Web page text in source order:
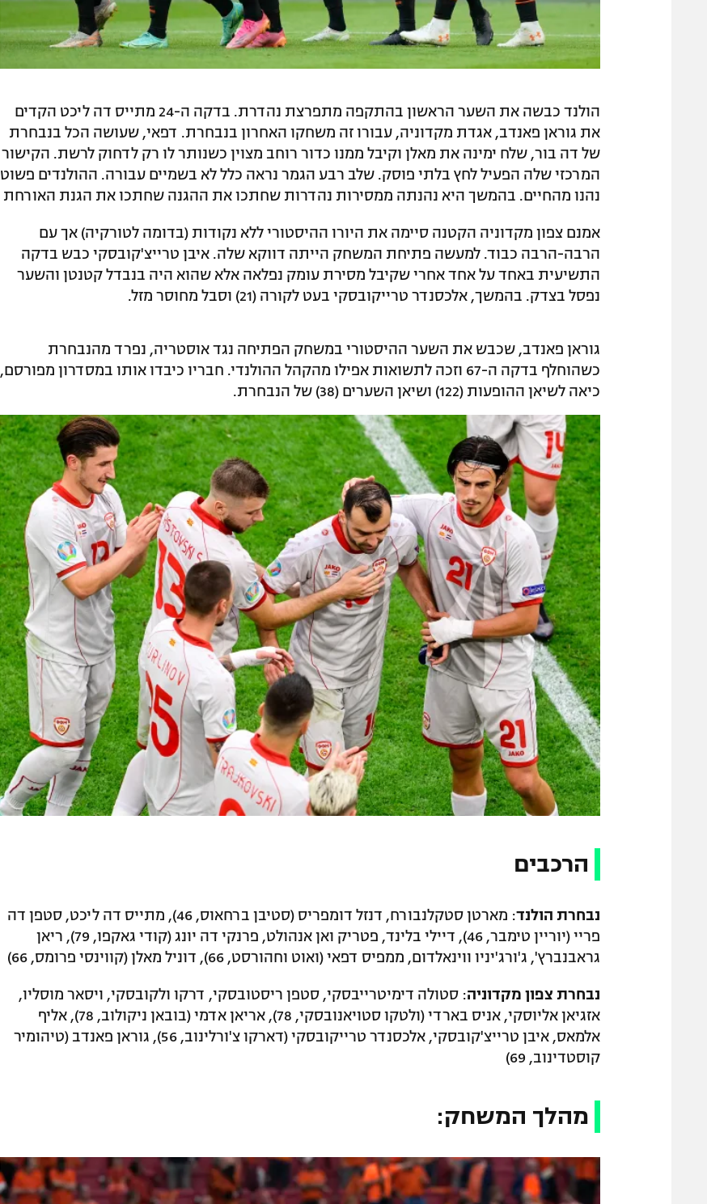
הולנד כבשה את השער הראשון בהתקפה מתפרצת נהדרת. בדקה ה-24 מתייס דה ליכט הקדים
את גוראן פאנדב, אגדת מקדוניה, עבורו זה משחקו האחרון בנבחרת. דפאי, שעושה הכל בנבחרת
של דה בור, שלח ימינה את מאלן וקיבל ממנו כדור רוחב מצוין כשנותר לו רק לדחוק לרשת. הקישור
המרכזי שלה הפעיל לחץ בלתי פוסק. שלב רבע הגמר נראה כלל לא בשמיים עבורה. ההולנדים פשוט
נהנו מהחיים. בהמשך היא נהנתה ממסירות נהדרות שחתכו את ההגנה שחתכו את הגנת האורחת
אמנם צפון מקדוניה הקטנה סיימה את היורו ההיסטורי ללא נקודות (בדומה לטורקיה) אך עם
הרבה-הרבה כבוד. למעשה פתיחת המשחק הייתה דווקא שלה. איבן טרייצ'קובסקי כבש בדקה
התשיעית באחד על אחד אחרי שקיבל מסירת עומק נפלאה אלא שהוא היה בנבדל קטנטן והשער
נפסל בצדק. בהמשך, אלכסנדר טרייקובסקי בעט לקורה (21) וסבל מחוסר מזל.
גוראן פאנדב, שכבש את השער ההיסטורי במשחק הפתיחה נגד אוסטריה, נפרד מהנבחרת
כשהוחלף בדקה ה-67 וזכה לתשואות אפילו מהקהל ההולנדי. חבריו כיבדו אותו במסדרון מפורסם,
כיאה לשיאן ההופעות (122) ושיאן השערים (38) של הנבחרת.
הרכבים
נבחרת הולנד
: מארטן סטקלנבורח, דנזל דומפריס (סטיבן ברחאוס, 46), מתייס דה ליכט, סטפן דה
פריי (יוריין טימבר, 46), דיילי בלינד, פטריק ואן אנהולט, פרנקי דה יונג (קודי גאקפו, 79), ריאן
גראבנברץ', ג'ורג'יניו ווינאלדום, ממפיס דפאי (ואוט וחהורסט, 66), דוניל מאלן (קווינסי פרומס, 66)
נבחרת צפון מקדוניה: סטולה דימיטרייבסקי, סטפן ריסטובסקי, דרקו ולקובסקי, ויסאר מוסליו,
אזגיאן אליוסקי, אניס בארדי (ולטקו סטויאנובסקי, 78), אריאן אדמי (בובאן ניקולוב, 78), אליף
אלמאס, איבן טרייצ'קובסקי, אלכסנדר טרייקובסקי (דארקו צ'ורלינוב, 56), גוראן פאנדב (טיהומיר
קוסטדינוב, 69)
מהלך המשחק: